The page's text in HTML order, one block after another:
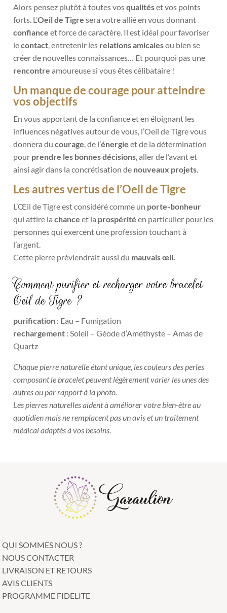
Alors pensez plutôt à toutes vosqualitéset vos points
forts. L’Oeil de Tigresera votre allié en vous donnant
confianceet force de caractère. Il est idéal pour favoriser
lecontact, entretenir les relations amicalesou bien se
créer de nouvelles connaissances… Et pourquoi pas une
rencontre amoureuse si vous êtes célibataire !
Un manque de courage pour atteindre
vos objectifs
En vous apportant de la confiance et en éloignant les
influences négatives autour de vous, l’Oeil de Tigre vous
donnera ducourage, de l’énergie et de la détermination
pour prendre les bonnes décisions, aller de l’avant et
ainsi agir dans la concrétisation de nouveaux projets.
Les autres vertus de l’Oeil de Tigre
L’Œil de Tigre est considéré comme un porte-bonheur
qui attire lachance et la prospérité en particulier pour les
personnes qui exercent une profession touchant à
l’argent.
Cette pierre préviendrait aussi du mauvais œil.
Comment purifier et recharger votre bracelet
Oeil de Tigre ?
purification : Eau – Fumigation
rechargement : Soleil – Géode d’Améthyste – Amas de
Quartz
Chaque pierre naturelle étant unique, les couleurs des perles
composant le bracelet peuvent légèrement varier les unes des
autres ou par rapport à la photo.
Les pierres naturelles aident à améliorer votre bien-être au
quotidien mais ne remplacent pas un avis et un traitement
médical adaptés à vos besoins.
QUI SOMMES NOUS ?
NOUS CONTACTER
LIVRAISON ET RETOURS
AVIS CLIENTS
PROGRAMME FIDELITE